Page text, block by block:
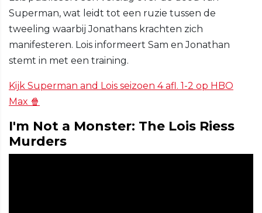
Superman, wat leidt tot een ruzie tussen de
tweeling waarbij Jonathans krachten zich
manifesteren. Lois informeert Sam en Jonathan
stemt in met een training.
Kijk Superman and Lois seizoen 4 afl. 1-2 op HBO
Max 🍿
I'm Not a Monster: The Lois Riess
Murders